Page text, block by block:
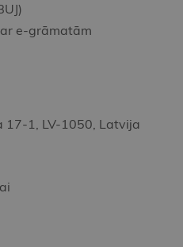
e-grāmatām
17-1, LV-1050, Latvija